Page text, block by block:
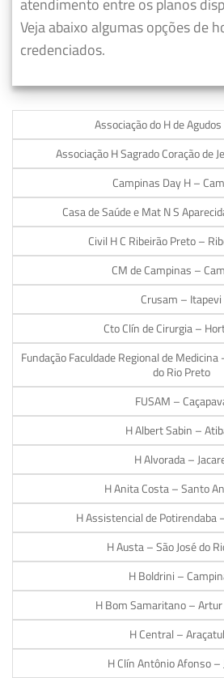
Veja abaixo algumas opções de
credenciados.
Associação do H de
Associação H Sagrado Coração de
Campinas Day H –
Casa de Saúde e Mat N S
Civil H C Ribeirão Preto –
CM de Campinas –
Crusam – Itapevi
Cto Clín de Cirurgia –
Fundação Faculdade Regional de Medicina
do Rio Preto
FUSAM –
H Albert Sabin –
H Alvorada –
H Anita Costa – Santo
H Assistencial de Potirendaba
H Austa – São José do
H Boldrini –
H Bom Samaritano –
H Central –
H Clín Antônio Afonso –